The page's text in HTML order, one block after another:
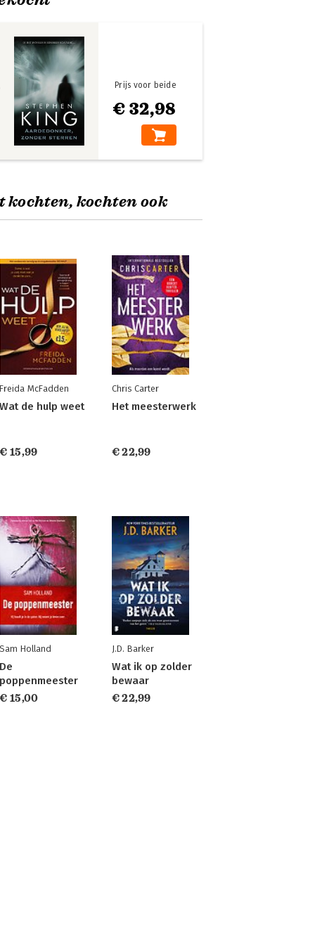
€ 32,98
Prijs voor beide
kochten, kochten ook
Freida McFadden
Wat de hulp weet
€ 15,99
Chris Carter
Het meesterwerk
€ 22,99
Sam Holland
De
poppenmeester
€ 15,00
J.D. Barker
Wat ik op zolder
bewaar
€ 22,99